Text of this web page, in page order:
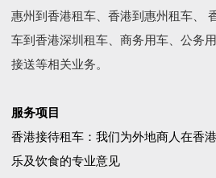
惠州到香港租车、香港到惠州租车、
车到香港深圳租车、商务用车、公务
接送等相关业务。
服务项目
香港接待租车：我们为外地商人在香
乐及饮食的专业意见